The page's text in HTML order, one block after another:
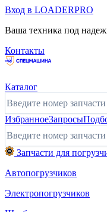
Вход в LOADERPRO
Ваша техника под
Контакты
Каталог
ИзбранноеЗапросы
Запчасти для
Автопогрузчиков
Электропогрузчиков